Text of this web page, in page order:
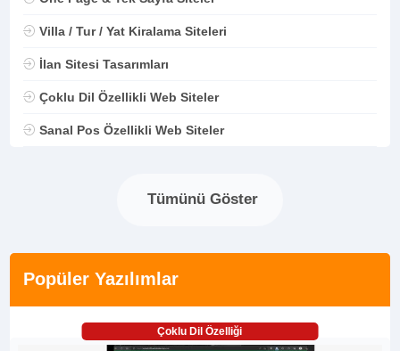
Villa / Tur / Yat Kiralama Siteleri
İlan Sitesi Tasarımları
Çoklu Dil Özellikli Web Siteler
Sanal Pos Özellikli Web Siteler
Tümünü Göster
Popüler Yazılımlar
Çoklu Dil Özelliği